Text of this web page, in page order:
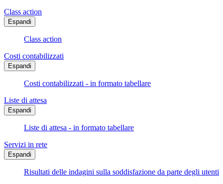
Class action
Espandi
Class action
Costi contabilizzati
Espandi
Costi contabilizzati - in formato tabellare
Liste di attesa
Espandi
Liste di attesa - in formato tabellare
Servizi in rete
Espandi
Risultati delle indagini sulla soddisfazione da parte degli utenti